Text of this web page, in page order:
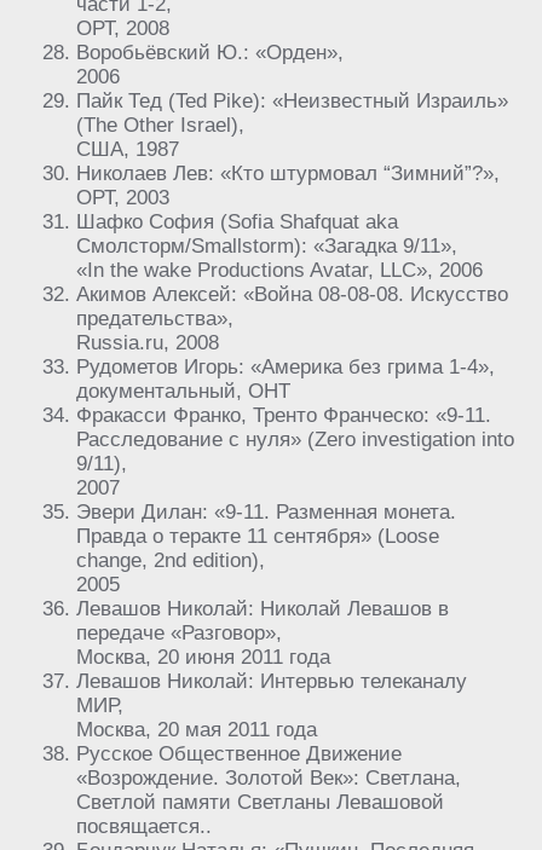
ОРТ, 2008
Воробьёвский Ю.: «Орден»,
2006
Пайк Тед (Ted Pike): «Неизвестный Израиль»
(The Other Israel),
США, 1987
Николаев Лев: «Кто штурмовал “Зимний”?»,
ОРТ, 2003
Шафко София (Sofia Shafquat aka
Смолсторм/Smallstorm): «Загадка 9/11»,
«In the wake Productions Avatar, LLC», 2006
Акимов Алексей: «Война 08-08-08. Искусство
предательства»,
Russia.ru, 2008
Рудометов Игорь: «Америка без грима 1-4»,
документальный, ОНТ
Фракасси Франко, Тренто Франческо: «9-11.
Расследование с нуля» (Zero investigation into
9/11),
2007
Эвери Дилан: «9-11. Разменная монета.
Правда о теракте 11 сентября» (Loose
change, 2nd edition),
2005
Левашов Николай: Николай Левашов в
передаче «Разговор»,
Москва, 20 июня 2011 года
Левашов Николай: Интервью телеканалу
МИР,
Москва, 20 мая 2011 года
Русское Общественное Движение
«Возрождение. Золотой Век»: Светлана,
Светлой памяти Светланы Левашовой
посвящается..